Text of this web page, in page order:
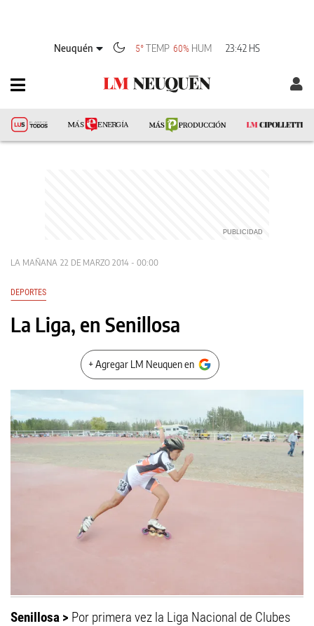
Neuquén 5° TEMP 60% HUM 23:42 HS
LA MAÑANA 22 DE MARZO 2014 - 00:00
DEPORTES
La Liga, en Senillosa
+ Agregar LM Neuquen en
Senillosa > Por primera vez la Liga Nacional de Clubes